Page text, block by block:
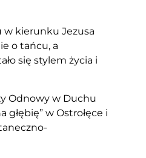
w kierunku Jezusa
o tańcu, a
się stylem życia i
Odnowy w Duchu
głębię” w Ostrołęce i